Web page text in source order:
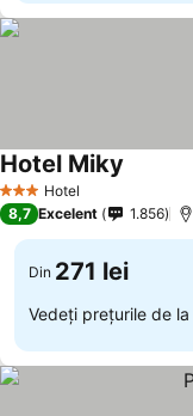
3 SteleHotel
Hotel Miky
8,7 Excelent 1.856
Din 271 lei
Vedeți prețurile de la